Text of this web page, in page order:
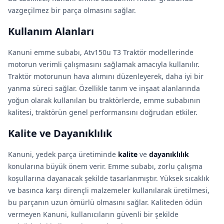
vazgeçilmez bir parça olmasını sağlar.
Kullanım Alanları
Kanuni emme subabı, Atv150u T3 Traktör modellerinde
motorun verimli çalışmasını sağlamak amacıyla kullanılır.
Traktör motorunun hava alımını düzenleyerek, daha iyi bir
yanma süreci sağlar. Özellikle tarım ve inşaat alanlarında
yoğun olarak kullanılan bu traktörlerde, emme subabının
kalitesi, traktörün genel performansını doğrudan etkiler.
Kalite ve Dayanıklılık
Kanuni, yedek parça üretiminde kalite ve dayanıklılık
konularına büyük önem verir. Emme subabı, zorlu çalışma
koşullarına dayanacak şekilde tasarlanmıştır. Yüksek sıcaklık
ve basınca karşı dirençli malzemeler kullanılarak üretilmesi,
bu parçanın uzun ömürlü olmasını sağlar. Kaliteden ödün
vermeyen Kanuni, kullanıcıların güvenli bir şekilde